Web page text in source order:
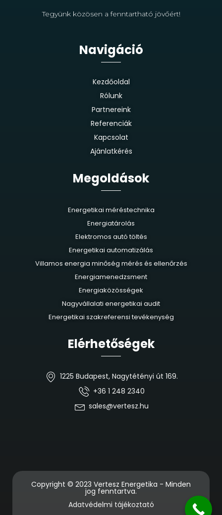
Tegyünk közösen a fenntartható jövőért!
Navigáció
Kezdőoldal
Rólunk
Partnereink
Referenciák
Kapcsolat
Ajánlatkérés
Megoldások
Energetikai méréstechnika
Energiatárolás
Elektromos autó töltés
Energetikai automatizálás
Villamos energia minőség mérés és ellenőrzés
Energiamenedzsment
Energiaközösségek
Nagyvállalati energetikai audit
Energetikai szakreferensi tevékenység
Elérhetőségek
1225 Budapest, Nagytétényi út 169.
+36 1 248 2340
sales@vertesz.hu
Copyright © 2023 Vertesz Energetika - Minden
jog fenntartva.
Adatvédelmi tájékoztató